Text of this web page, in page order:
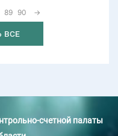
89 90 →
все
счетной палаты